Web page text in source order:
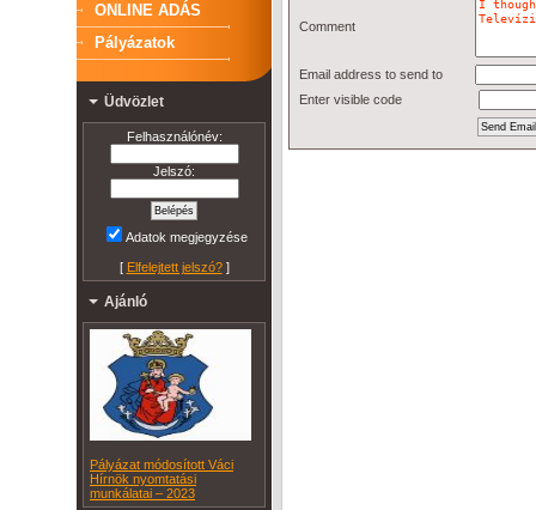
ONLINE ADÁS
Pályázatok
Üdvözlet
Felhasználónév:
Jelszó:
Adatok megjegyzése
[ Elfelejtett jelszó?]
Ajánló
Pályázat módosított Váci
Hírnök nyomtatási
munkálatai – 2023
Comment
Email address to send to
Enter visible code